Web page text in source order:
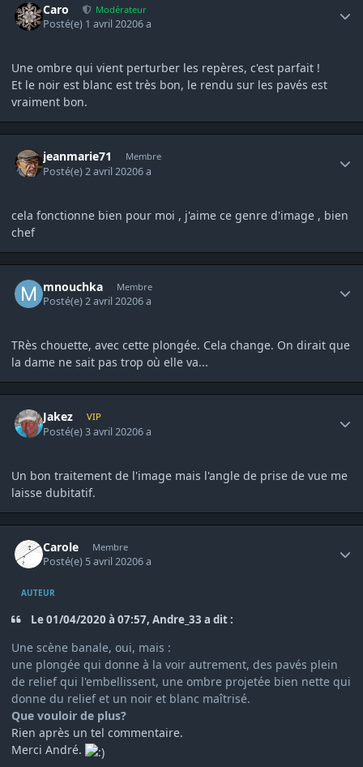
Caro Modérateur
Posté(e) 1 avril 20206 a
Une ombre qui vient perturber les repères, c'est parfait !
Et le noir est blanc est très bon, le rendu sur les pavés est
vraiment bon.
jeanmarie71 Membre
Posté(e)2 avril 20206 a
cela fonctionne bien pour moi , j'aime ce genre d'image , bien
chef
mnouchka Membre
Posté(e)2 avril 20206 a
TRès chouette, avec cette plongée. Cela change. On dirait que
la dame ne sait pas trop où elle va...
Jakez VIP
Posté(e)3 avril 20206 a
Un bon traitement de l'image mais l'angle de prise de vue me
laisse dubitatif.
Carole Membre
Posté(e) 5 avril 20206 a
AUTEUR
Le 01/04/2020 à 07:57, Andre_33 a dit :
Une scène banale, oui, mais :
une plongée qui donne à la voir autrement, des pavés plein
de relief qui l'embellissent, une ombre projetée bien nette qui
donne du relief et un noir et blanc maîtrisé.
Que vouloir de plus?
Rien après un tel commentaire.
Merci André.